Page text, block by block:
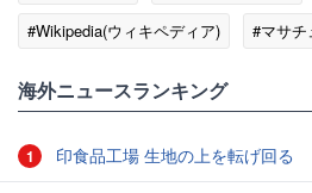
#Wikipedia(ウィキペディア)
#マサ
海外ニュースランキング
1 印食品工場 生地の上を転げ回る